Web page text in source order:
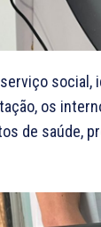
os
de saúde,